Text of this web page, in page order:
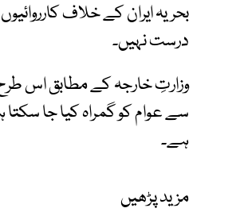
بحریہ ایران کے خلاف
درست نہیں۔
وزارتِ خارجہ کے مطابق اس
سے عوام کو گمراہ کیا جا
ہے۔
مزید پڑھیں